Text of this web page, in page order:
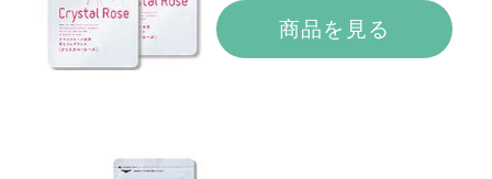
商品を見る